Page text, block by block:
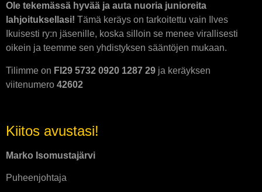
Ole tekemässä hyvää ja auta nuoria junioreita
lahjoituksellasi! Tämä keräys on tarkoitettu vain Ilves
Ikuisesti ry:n jäsenille, koska silloin se menee virallisesti
oikein ja teemme sen yhdistyksen sääntöjen mukaan.
Tilimme on FI29 5732 0920 1287 29 ja keräyksen
viitenumero 42602
Kiitos avustasi!
Marko Isomustajärvi
Puheenjohtaja